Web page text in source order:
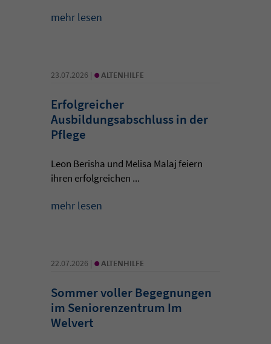
mehr lesen
23.07.2026 | • ALTENHILFE
Erfolgreicher
Ausbildungsabschluss in der
Pflege
Leon Berisha und Melisa Malaj feiern
ihren erfolgreichen ...
mehr lesen
22.07.2026 | • ALTENHILFE
Sommer voller Begegnungen
im Seniorenzentrum Im
Welvert